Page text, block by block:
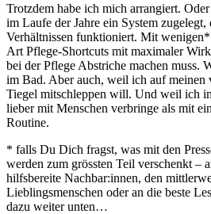
Trotzdem habe ich mich arrangiert.
im Laufe der Jahre ein System zugelegt,
Verhältnissen funktioniert. Mit
Art Pflege-Shortcuts mit maximaler
bei der Pflege Abstriche machen muss.
im Bad. Aber auch, weil ich auf meinen
Tiegel mitschleppen will. Und weil ich
lieber mit Menschen verbringe als mit
Routine.
* falls Du Dich fragst, was mit den
werden zum grössten Teil verschenkt –
hilfsbereite Nachbar:innen, den
Lieblingsmenschen oder an die beste
dazu weiter unten…